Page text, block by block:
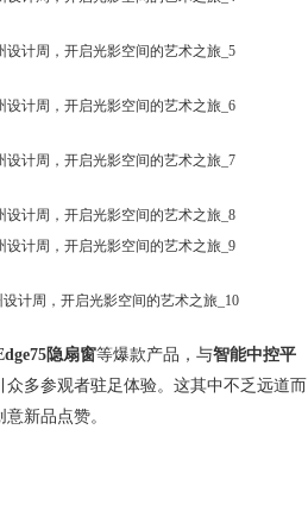
隐扇窗等爆款产品，与智能中控平
多参观者驻足体验。这其中不乏远道而
新品点赞。